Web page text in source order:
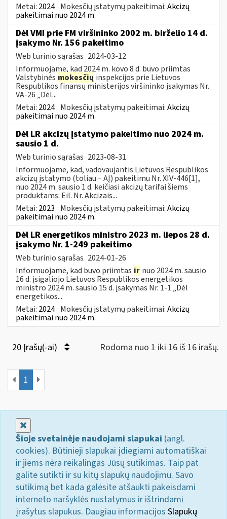
Metai: 2024 Mokesčių įstatymų pakeitimai:Akcizų
pakeitimai nuo 2024 m.
Dėl VMI prie FM viršininko 2002 m. birželio 14 d.
įsakymo Nr. 156 pakeitimo
Web turinio sąrašas 2024-03-12
Informuojame, kad 2024 m. kovo 8 d. buvo priimtas
Valstybinės mokesčių inspekcijos prie Lietuvos
Respublikos finansų ministerijos viršininko įsakymas Nr.
VA-26 „Dėl...
Metai: 2024 Mokesčių įstatymų pakeitimai:Akcizų
pakeitimai nuo 2024 m.
Dėl LR akcizų įstatymo pakeitimo nuo 2024 m.
sausio 1 d.
Web turinio sąrašas 2023-08-31
Informuojame, kad, vadovaujantis Lietuvos Respublikos
akcizų įstatymo (toliau − AĮ) pakeitimu Nr. XIV-446[1],
nuo 2024 m. sausio 1 d. keičiasi akcizų tarifai šiems
produktams: Eil. Nr. Akcizais...
Metai: 2023 Mokesčių įstatymų pakeitimai:Akcizų
pakeitimai nuo 2024 m.
Dėl LR energetikos ministro 2023 m. liepos 28 d.
įsakymo Nr. 1-249 pakeitimo
Web turinio sąrašas 2024-01-26
Informuojame, kad buvo priimtas ir nuo 2024 m. sausio
16 d. įsigaliojo Lietuvos Respublikos energetikos
ministro 2024 m. sausio 15 d. įsakymas Nr. 1-1 „Dėl
energetikos...
Metai: 2024 Mokesčių įstatymų pakeitimai:Akcizų
pakeitimai nuo 2024 m.
20 Įrašų(-ai) Rodoma nuo 1 iki 16 iš 16 irašų.
1
Šioje svetainėje naudojami slapukai (angl.
cookies). Būtinieji slapukai įdiegiami automatiškai
ir jiems nėra reikalingas Jūsų sutikimas. Taip pat
galite sutikti ir su kitų slapukų naudojimu. Savo
sutikimą bet kada galėsite atšaukti pakeisdami
interneto naršyklės nustatymus ir ištrindami
įrašytus slapukus. Daugiau informacijos Slapukų